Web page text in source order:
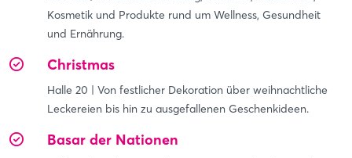
Kosmetik und Produkte rund um Wellness, Gesundheit
und Ernährung.
Christmas
Halle 20 | Von festlicher Dekoration über weihnachtliche
Leckereien bis hin zu ausgefallenen Geschenkideen.
Basar der Nationen